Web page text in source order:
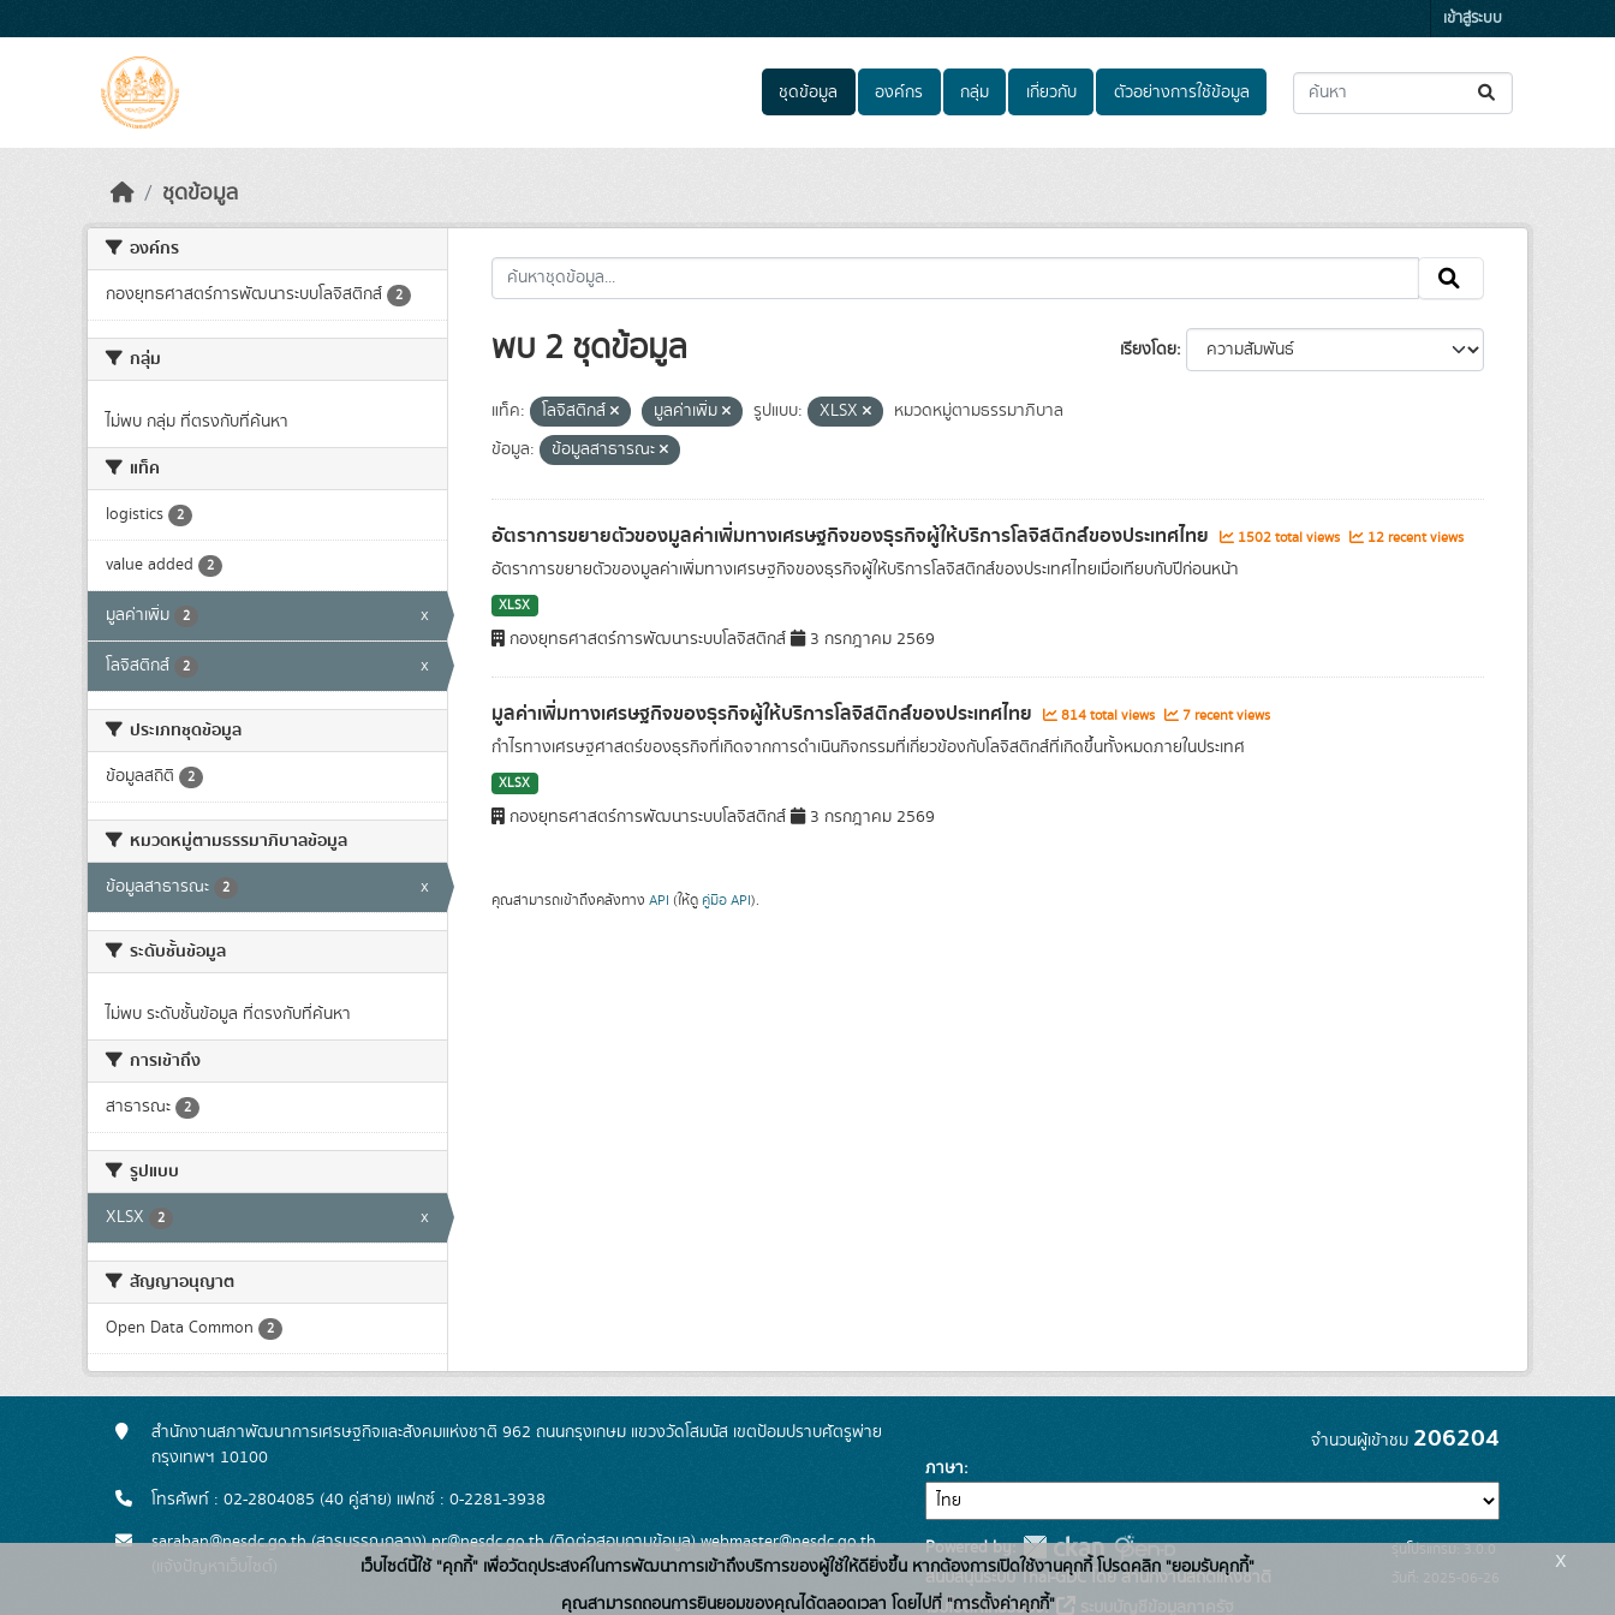
เข้าสู่ระบบ
ชุดข้อมูล องค์กร กลุ่ม เกี่ยวกับ ตัวอย่างการใช้ข้อมูล
ชุดข้อมูล
องค์กร
กองยุทธศาสตร์การพัฒนาระบบโลจิสติกส์ 2
กลุ่ม
ไม่พบ กลุ่ม ที่ตรงกับที่ค้นหา
แท็ค
logistics 2
value added 2
มูลค่าเพิ่ม 2 x
โลจิสติกส์ 2 x
ประเภทชุดข้อมูล
ข้อมูลสถิติ 2
หมวดหมู่ตามธรรมาภิบาลข้อมูล
ข้อมูลสาธารณะ 2 x
ระดับชั้นข้อมูล
ไม่พบ ระดับชั้นข้อมูล ที่ตรงกับที่ค้นหา
การเข้าถึง
สาธารณะ 2
รูปแบบ
XLSX 2 x
สัญญาอนุญาต
Open Data Common 2
เรียงโดย
พบ 2 ชุดข้อมูล
แท็ค: โลจิสติกส์ มูลค่าเพิ่ม รูปแบบ: XLSX
หมวดหมู่ตามธรรมาภิบาล
ข้อมูล:
ข้อมูลสาธารณะ
อัตราการขยายตัวของมูลค่าเพิ่มทางเศรษฐกิจของธุรกิจผู้ให้บริการโลจิสติกส์ของประเทศไทย 1502 total views 12 recent views
อัตราการขยายตัวของมูลค่าเพิ่มทางเศรษฐกิจของธุรกิจผู้ให้บริการโลจิสติกส์ของประเทศไทยเมื่อเทียบกับปีก่อนหน้า
XLSX
กองยุทธศาสตร์การพัฒนาระบบโลจิสติกส์ 3 กรกฎาคม 2569
มูลค่าเพิ่มทางเศรษฐกิจของธุรกิจผู้ให้บริการโลจิสติกส์ของประเทศไทย 814 total views 7 recent views
กำไรทางเศรษฐศาสตร์ของธุรกิจที่เกิดจากการดำเนินกิจกรรมที่เกี่ยวข้องกับโลจิสติกส์ที่เกิดขึ้นทั้งหมดภายในประเทศ
XLSX
กองยุทธศาสตร์การพัฒนาระบบโลจิสติกส์ 3 กรกฎาคม 2569
คุณสามารถเข้าถึงคลังทาง API (ให้ดู คู่มือ API).
สำนักงานสภาพัฒนาการเศรษฐกิจและสังคมแห่งชาติ 962 ถนนกรุงเกษม แขวงวัดโสมนัส เขตป้อมปราบศัตรูพ่าย
กรุงเทพฯ 10100
โทรศัพท์ : 02-2804085 (40 คู่สาย) แฟกซ์ : 0-2281-3938
saraban@nesdc.go.th (สารบรรณกลาง) pr@nesdc.go.th (ติดต่อสอบถามข้อมูล) webmaster@nesdc.go.th
(แจ้งปัญหาเว็บไซต์)
จำนวนผู้เข้าชม 206204
ภาษา
Powered by:
สนับสนุนระบบ Thai-GDC โดย สำนักงานสถิติแห่งชาติ
เว็บไซต์ที่เกี่ยวข้อง:
รุ่นโปรแกรม: 3.0.0
วันที่: 2025-06-26
เว็บไซต์นี้ใช้ "คุกกี้" เพื่อวัตถุประสงค์ในการพัฒนาการเข้าถึงบริการของผู้ใช้ให้ดียิ่งขึ้น หากต้องการเปิดใช้งานคุกกี้ โปรดคลิก "ยอมรับคุกกี้"
คุณสามารถถอนการยินยอมของคุณได้ตลอดเวลา โดยไปที่ "การตั้งค่าคุกกี้"
x